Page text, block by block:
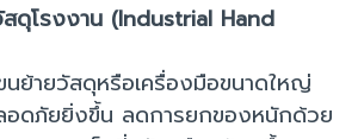
ดุโรงงาน (Industrial Hand
นย้ายวัสดุหรือเครื่องมือขนาดใหญ่
อดภัยยิ่งขึ้น ลดการยกของหนักด้วย